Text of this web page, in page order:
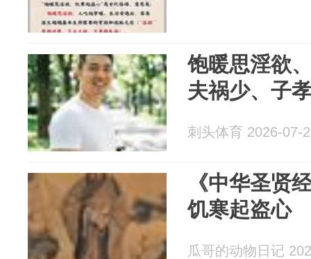
饱暖思淫欲
夫祸少、子
刺头体育 2026-07-
《中华圣贤
饥寒起盗心
瓜哥的动物日记